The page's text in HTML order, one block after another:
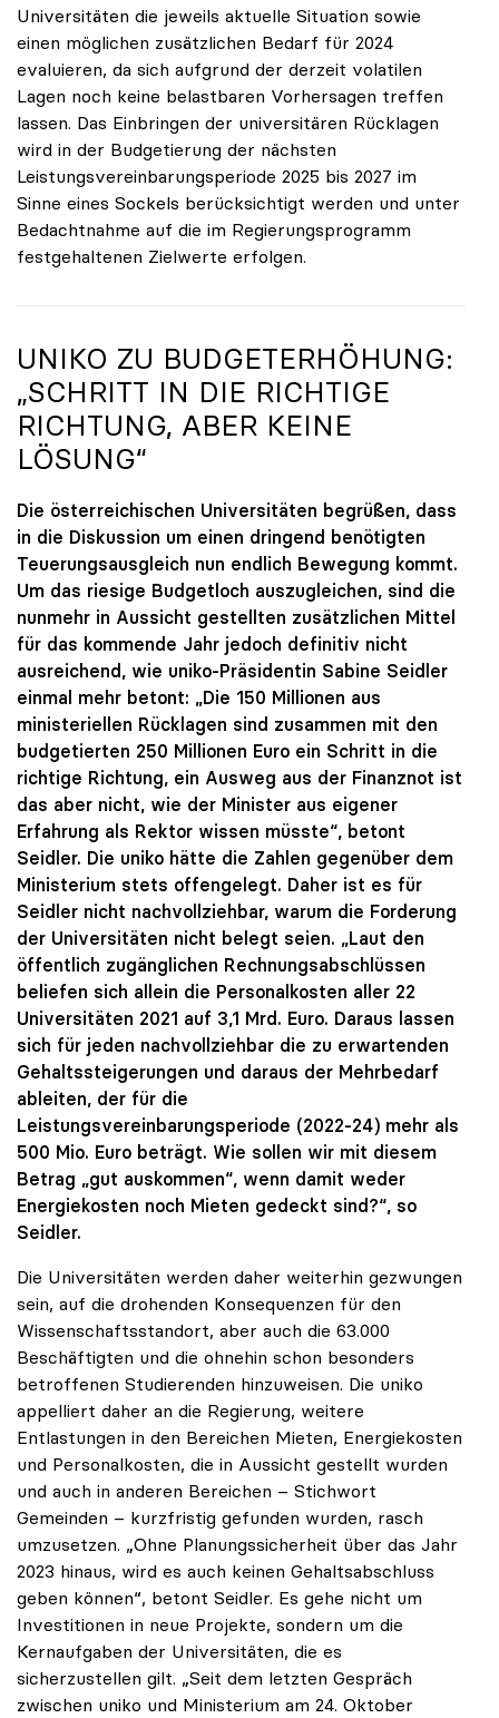
Universitäten die jeweils aktuelle Situation sowie
einen möglichen zusätzlichen Bedarf für 2024
evaluieren, da sich aufgrund der derzeit volatilen
Lagen noch keine belastbaren Vorhersagen treffen
lassen. Das Einbringen der universitären Rücklagen
wird in der Budgetierung der nächsten
Leistungsvereinbarungsperiode 2025 bis 2027 im
Sinne eines Sockels berücksichtigt werden und unter
Bedachtnahme auf die im Regierungsprogramm
festgehaltenen Zielwerte erfolgen.
UNIKO ZU BUDGETERHÖHUNG:
„SCHRITT IN DIE RICHTIGE
RICHTUNG, ABER KEINE
LÖSUNG“
Die österreichischen Universitäten begrüßen, dass
in die Diskussion um einen dringend benötigten
Teuerungsausgleich nun endlich Bewegung kommt.
Um das riesige Budgetloch auszugleichen, sind die
nunmehr in Aussicht gestellten zusätzlichen Mittel
für das kommende Jahr jedoch definitiv nicht
ausreichend, wie uniko-Präsidentin Sabine Seidler
einmal mehr betont: „Die 150 Millionen aus
ministeriellen Rücklagen sind zusammen mit den
budgetierten 250 Millionen Euro ein Schritt in die
richtige Richtung, ein Ausweg aus der Finanznot ist
das aber nicht, wie der Minister aus eigener
Erfahrung als Rektor wissen müsste“, betont
Seidler. Die uniko hätte die Zahlen gegenüber dem
Ministerium stets offengelegt. Daher ist es für
Seidler nicht nachvollziehbar, warum die Forderung
der Universitäten nicht belegt seien. „Laut den
öffentlich zugänglichen Rechnungsabschlüssen
beliefen sich allein die Personalkosten aller 22
Universitäten 2021 auf 3,1 Mrd. Euro. Daraus lassen
sich für jeden nachvollziehbar die zu erwartenden
Gehaltssteigerungen und daraus der Mehrbedarf
ableiten, der für die
Leistungsvereinbarungsperiode (2022-24) mehr als
500 Mio. Euro beträgt. Wie sollen wir mit diesem
Betrag „gut auskommen“, wenn damit weder
Energiekosten noch Mieten gedeckt sind?“, so
Seidler.
Die Universitäten werden daher weiterhin gezwungen
sein, auf die drohenden Konsequenzen für den
Wissenschaftsstandort, aber auch die 63.000
Beschäftigten und die ohnehin schon besonders
betroffenen Studierenden hinzuweisen. Die uniko
appelliert daher an die Regierung, weitere
Entlastungen in den Bereichen Mieten, Energiekosten
und Personalkosten, die in Aussicht gestellt wurden
und auch in anderen Bereichen – Stichwort
Gemeinden – kurzfristig gefunden wurden, rasch
umzusetzen. „Ohne Planungssicherheit über das Jahr
2023 hinaus, wird es auch keinen Gehaltsabschluss
geben können“, betont Seidler. Es gehe nicht um
Investitionen in neue Projekte, sondern um die
Kernaufgaben der Universitäten, die es
sicherzustellen gilt. „Seit dem letzten Gespräch
zwischen uniko und Ministerium am 24. Oktober